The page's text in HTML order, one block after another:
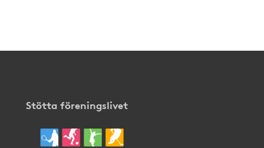
Stötta föreningslivet